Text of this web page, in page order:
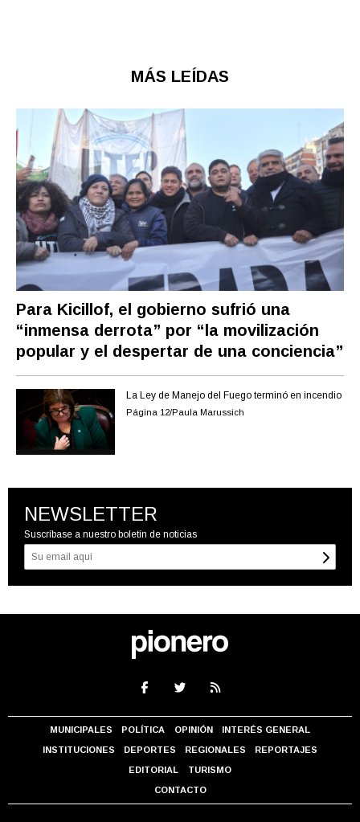
MÁS LEÍDAS
Para Kicillof, el gobierno sufrió una
“inmensa derrota” por “la movilización
popular y el despertar de una conciencia”
La Ley de Manejo del Fuego terminó en incendio
Página 12/Paula Marussich
NEWSLETTER
Suscríbase a nuestro boletín de noticias
MUNICIPALES POLÍTICA OPINIÓN INTERÉS GENERAL
INSTITUCIONES DEPORTES REGIONALES REPORTAJES
EDITORIAL TURISMO
CONTACTO